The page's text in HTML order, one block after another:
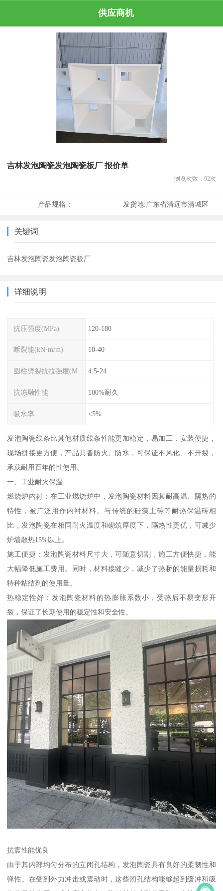
供应商机
吉林发泡陶瓷发泡陶瓷板厂 报价单
浏览次数： 92次
产品规格： 发货地:广东省清远市清城区
关键词
吉林发泡陶瓷发泡陶瓷板厂
详细说明
抗压强度(MPa) 120-180
断裂能(kN·m/m) 10-40
圆柱劈裂抗拉强度(MPa) 4.5-24
抗冻融性能 100%耐久
吸水率 <5%
发泡陶瓷线条比其他材质线条性能更加稳定，易加工，安装便捷，
现场拼接更方便，产品具备防火、防水，可保证不风化、不开裂，
承载耐用百年的性使用。
一、工业耐火保温
燃烧炉内衬：在工业燃烧炉中，发泡陶瓷材料因其耐高温、隔热的
特性，被广泛用作内衬材料。与传统的硅藻土砖等耐热保温砖相
比，发泡陶瓷在相同耐火温度和砌筑厚度下，隔热性更优，可减少
炉墙散热15%以上。
施工便捷：发泡陶瓷材料尺寸大，可随意切割，施工方便快捷，能
大幅降低施工费用。同时，材料接缝少，减少了热桥的能量损耗和
特种粘结剂的使用量。
热稳定性好：发泡陶瓷材料的热膨胀系数小，受热后不易变形开
裂，保证了长期使用的稳定性和安全性。
抗震性能优良
由于其内部均匀分布的立闭孔结构，发泡陶瓷具有良好的柔韧性和
弹性。在受到外力冲击或震动时，这些闭孔结构能够起到缓冲和吸